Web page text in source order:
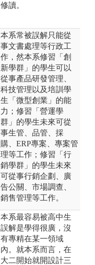
修讀。
本系常被誤解只能從
事文書處理等行政工
作，然本系修習「創
新學群」的學生可以
從事產品研發管理、
科技管理以及培訓學
生「微型創業」的能
力；修習「營運學
群」的學生未來可從
事生管、品管、採
購、ERP專案、專案管
理等工作；修習「行
銷學群」的學生未來
可從事行銷企劃、廣
告公關、市場調查、
銷售管理等工作。
本系最容易被高中生
誤解是學得很廣，沒
有專精在某一領域
內。就本系而言，在
大二開始就開設計三